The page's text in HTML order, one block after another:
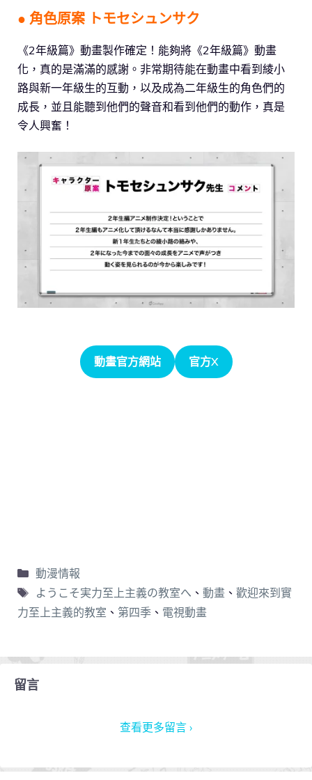
● 角色原案 トモセシュンサク
《2年級篇》動畫製作確定！能夠將《2年級篇》動畫
化，真的是滿滿的感謝。非常期待能在動畫中看到綾小
路與新一年級生的互動，以及成為二年級生的角色們的
成長，並且能聽到他們的聲音和看到他們的動作，真是
令人興奮！
動畫官方網站 官方X
動漫情報
ようこそ実力至上主義の教室へ 、 動畫、 歡迎來到實
力至上主義的教室 、 第四季 、 電視動畫
留言
查看更多留言 ›